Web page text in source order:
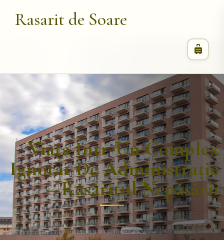
Rasarit de Soare
Viața Într-Un Complex
Ignorat De Administrație
– Răsăritul Nepăsării